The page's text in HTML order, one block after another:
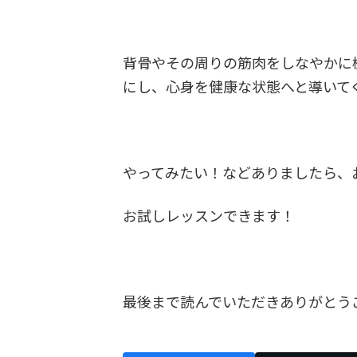
背骨やその周りの筋肉をしなやか
にし、心身を健康な状態へと導いて
やってみたい！などありましたら
お試しレッスンできます！
最後まで読んでいただきありがと